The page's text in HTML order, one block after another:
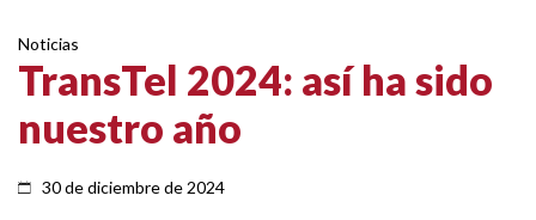
Noticias
TransTel 2024: así ha sido
nuestro año
30 de diciembre de 2024